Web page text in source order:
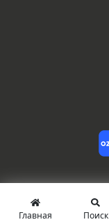
Главная Поиск